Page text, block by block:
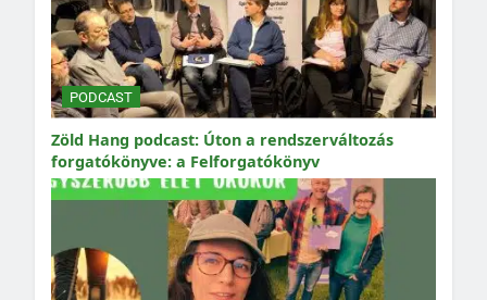
PODCAST
Zöld Hang podcast: Úton a rendszerváltozás
forgatókönyve: a Felforgatókönyv